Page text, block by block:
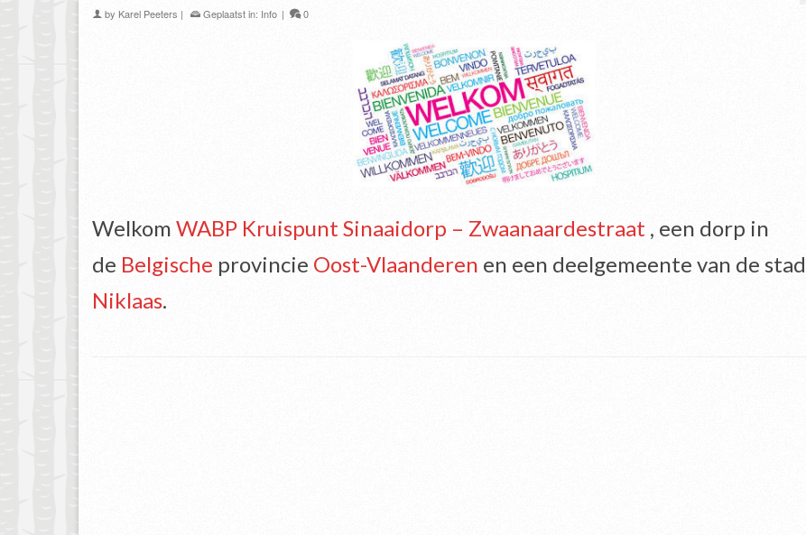
by Karel Peeters | Geplaatst in: Info | 0
Welkom WABP Kruispunt Sinaaidorp – Zwaanaardestraat , een dorp in
de Belgische provincie Oost-Vlaanderen en een deelgemeente van de stad
Niklaas.